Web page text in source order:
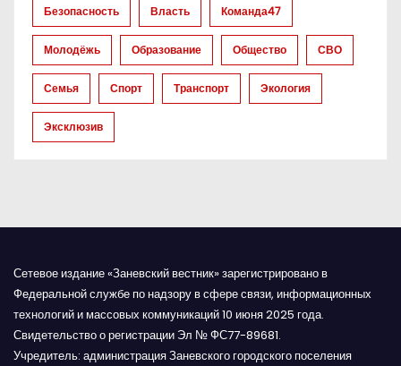
а
п
Безопасность Власть Команда47
Молодёжь Образование Общество СВО
Семья Спорт Транспорт Экология
Эксклюзив
Сетевое издание «Заневский вестник» зарегистрировано в
Федеральной службе по надзору в сфере связи, информационных
технологий и массовых коммуникаций 10 июня 2025 года.
Свидетельство о регистрации Эл № ФС77-89681.
Учредитель: администрация Заневского городского поселения